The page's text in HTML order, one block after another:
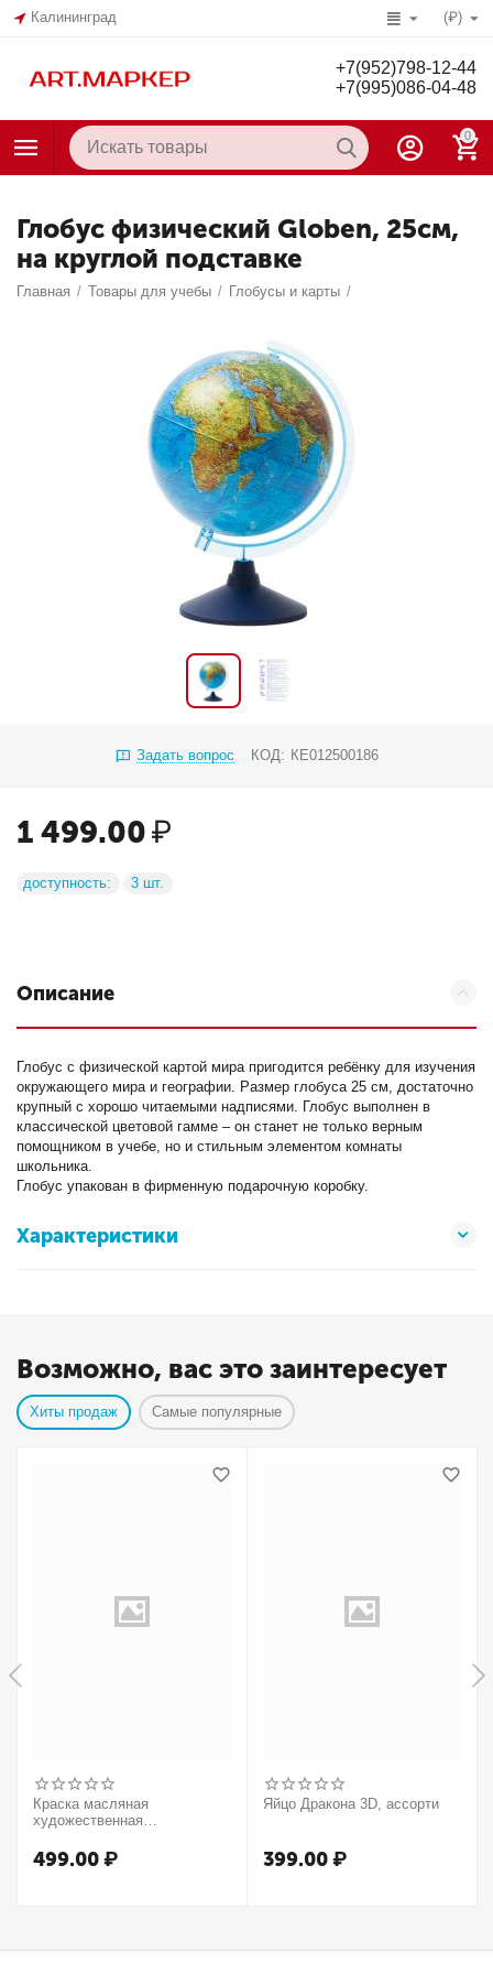
Калининград (₽)
+7(952)798-12-44
+7(995)086-04-48
0
Глобус физический Globen, 25см,
на круглой подставке
Главная / Товары для учебы / Глобусы и карты /
Задать вопрос КОД: КЕ012500186
1 499.00₽
доступность: 3 шт.
Описание
Глобус с физической картой мира пригодится ребёнку для изучения
окружающего мира и географии. Размер глобуса 25 см, достаточно
крупный с хорошо читаемыми надписями. Глобус выполнен в
классической цветовой гамме – он станет не только верным
помощником в учебе, но и стильным элементом комнаты
школьника.
Глобус упакован в фирменную подарочную коробку.
Характеристики
Возможно, вас это заинтересует
Хиты продаж Самые популярные
Краска масляная
художественная
37мл, туба, оранжевый
499.00₽
Яйцо Дракона 3D, ассорти
399.00₽